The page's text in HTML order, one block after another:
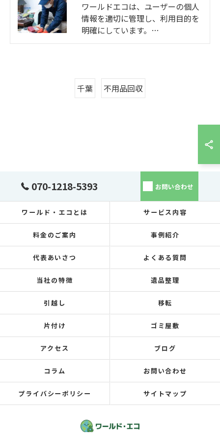
ワールドエコは、ユーザーの個人
情報を適切に管理し、利用目的を
明確にしています。…
千葉 不用品回収
070-1218-5393 お問い合わせ
ワールド・エコとは サービス内容
料金のご案内 事例紹介
代表あいさつ よくある質問
当社の特徴 遺品整理
引越し 移転
片付け ゴミ屋敷
アクセス ブログ
コラム お問い合わせ
プライバシーポリシー サイトマップ